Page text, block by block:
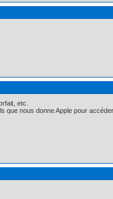
etc.
que nous donne Apple pour